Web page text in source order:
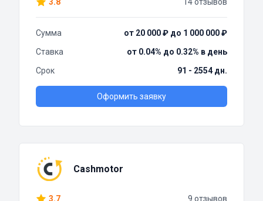
Сумма
от 20 000 ₽ до 1 000 000 ₽
Ставка
от 0.04% до 0.32% в день
Срок
91 - 2554 дн.
Оформить заявку
Cashmotor
3.7 9 отзывов